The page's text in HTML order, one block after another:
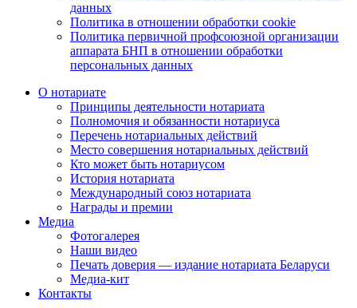
данных
Политика в отношении обработки cookie
Политика первичной профсоюзной организации
аппарата БНП в отношении обработки
персональных данных
О нотариате
Принципы деятельности нотариата
Полномочия и обязанности нотариуса
Перечень нотариальных действий
Место совершения нотариальных действий
Кто может быть нотариусом
История нотариата
Международный союз нотариата
Награды и премии
Медиа
Фотогалерея
Наши видео
Печать доверия — издание нотариата Беларуси
Медиа-кит
Контакты